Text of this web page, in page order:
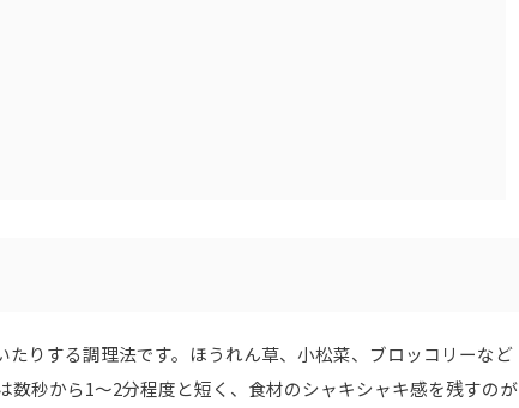
りする調理法です。ほうれん草、小松菜、ブロッコリーなど
秒から1〜2分程度と短く、食材のシャキシャキ感を残すのが